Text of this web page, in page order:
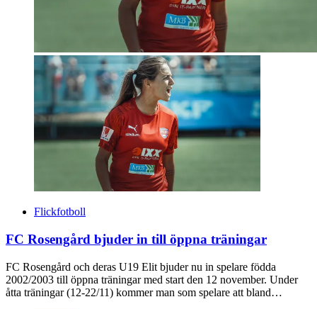
Flickfotboll
FC Rosengård bjuder in till öppna träningar
FC Rosengård och deras U19 Elit bjuder nu in spelare födda
2002/2003 till öppna träningar med start den 12 november. Under
åtta träningar (12-22/11) kommer man som spelare att bland…